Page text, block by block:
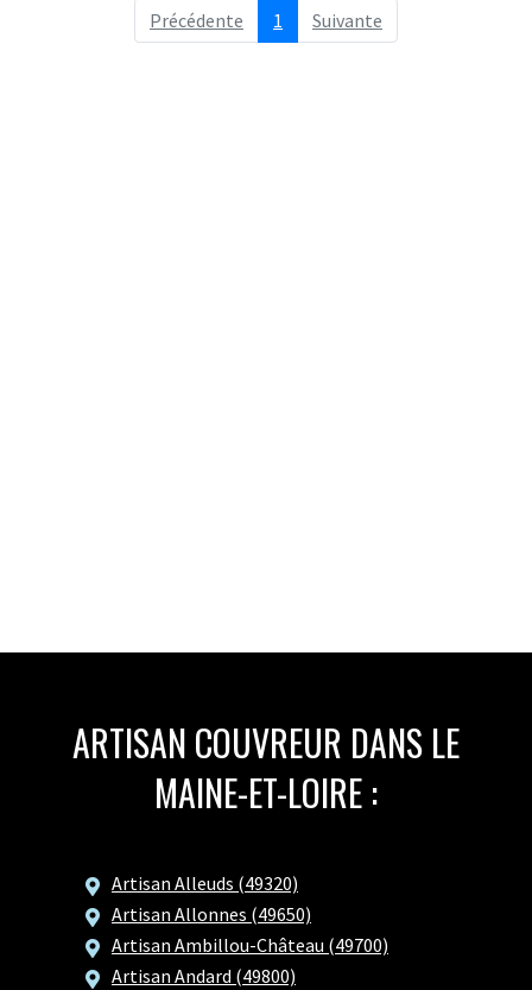
Précédente
1 Suivante
ARTISAN COUVREUR DANS LE
MAINE-ET-LOIRE :
Artisan Alleuds (49320)
Artisan Allonnes (49650)
Artisan Ambillou-Château (49700)
Artisan Andard (49800)